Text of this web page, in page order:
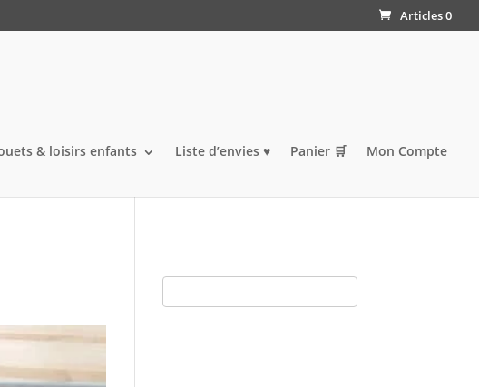
Articles 0
& loisirs enfants Liste d’envies ♥️ Panier 🛒 Mon Compte